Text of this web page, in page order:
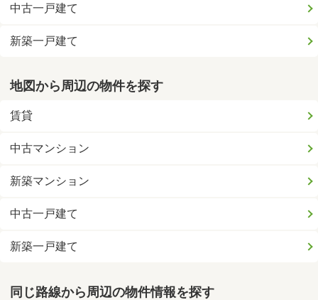
中古一戸建て
新築一戸建て
地図から周辺の物件を探す
賃貸
中古マンション
新築マンション
中古一戸建て
新築一戸建て
同じ路線から周辺の物件情報を探す